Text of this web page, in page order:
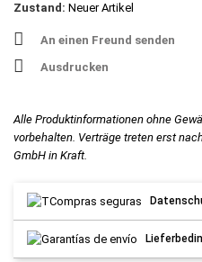
Zustand: Neuer Artikel
An einen Freund senden
Ausdrucken
Alle Produktinformationen ohne
vorbehalten. Verträge treten erst
GmbH in Kraft.